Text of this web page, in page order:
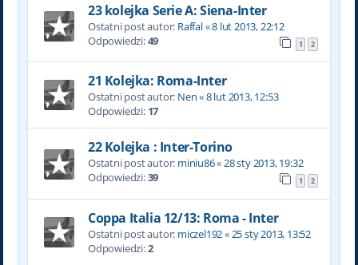
23 kolejka Serie A: Siena-Inter
Ostatni post autor: Raffal«8 lut 2013, 22:12
Odpowiedzi:49 1 2
21 Kolejka: Roma-Inter
Ostatni post autor: Nen«8 lut 2013, 12:53
Odpowiedzi: 17
22 Kolejka : Inter-Torino
Ostatni post autor: miniu86«28 sty 2013, 19:32
Odpowiedzi:39 1 2
Coppa Italia 12/13: Roma - Inter
Ostatni post autor: miczel192« 25 sty 2013, 13:52
Odpowiedzi:2